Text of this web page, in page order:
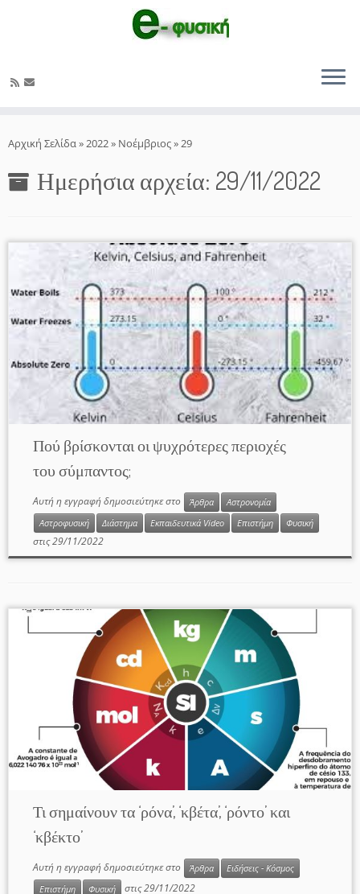
στο
Αρχική Σελίδα»2022» Νοέμβριος»29
Ημερήσια αρχεία: 29/11/2022
Πού βρίσκονται οι ψυχρότερες περιοχές
του σύμπαντος;
Αυτή η εγγραφή δημοσιεύτηκε στο Άρθρα
Αστρονομία
Αστροφυσική
Διάστημα Εκπαιδευτικά Video Επιστήμη Φυσική
στις29/11/2022
Τι σημαίνουν τα ‘ρόνα’, ‘κβέτα’, ‘ρόντο’ και
‘κβέκτο’
Αυτή η εγγραφή δημοσιεύτηκε στο Άρθρα
Ειδήσεις - Κόσμος
Επιστήμη
Φυσική στις29/11/2022